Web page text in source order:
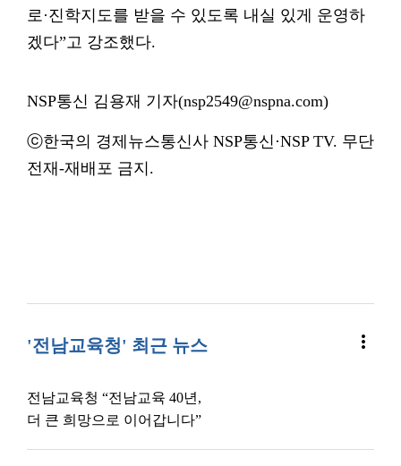
로·진학지도를 받을 수 있도록 내실 있게 운영하
겠다”고 강조했다.
NSP통신 김용재 기자(nsp2549@nspna.com)
ⓒ한국의 경제뉴스통신사 NSP통신·NSP TV. 무단
전재-재배포 금지.
'전남교육청' 최근 뉴스 more_vert
전남교육청 “전남교육 40년,
더 큰 희망으로 이어갑니다”